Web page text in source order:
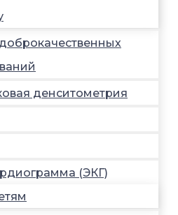
денситометрия
(ЭКГ)